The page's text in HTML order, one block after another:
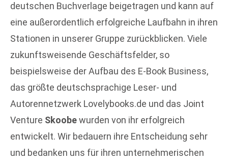
deutschen Buchverlage beigetragen und kann auf
eine außerordentlich erfolgreiche Laufbahn in ihren
Stationen in unserer Gruppe zurückblicken. Viele
zukunftsweisende Geschäftsfelder, so
beispielsweise der Aufbau des E-Book Business,
das größte deutschsprachige Leser- und
Autorennetzwerk Lovelybooks.de und das Joint
Venture Skoobewurden von ihr erfolgreich
entwickelt. Wir bedauern ihre Entscheidung sehr
und bedanken uns für ihren unternehmerischen